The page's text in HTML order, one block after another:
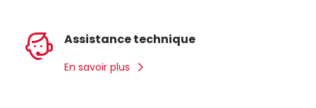
Assistance technique
En savoir plus